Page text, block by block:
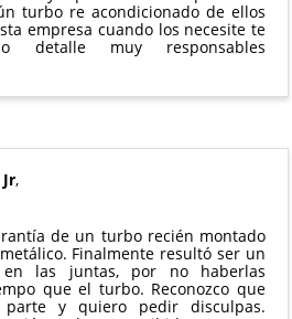
turbo re acondicionado de ellos
empresa cuando los necesite te
detalle muy responsables
,
de un turbo recién montado
Finalmente resultó ser un
las juntas, por no haberlas
que el turbo. Reconozco que
y quiero pedir disculpas.